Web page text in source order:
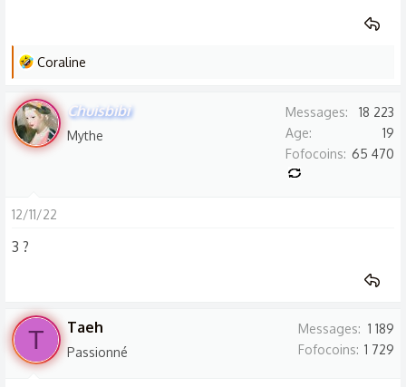
L
s
r
é
t
:
Coraline
Chuisbibi
Mythe
Messages
18 223
Age
19
Fofocoins 65 470
12/11/22
3 ?
T Taeh
Passionné
Messages
1 189
Fofocoins 1 729